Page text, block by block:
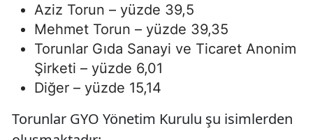
Aziz Torun – yüzde 39,5
Mehmet Torun – yüzde 39,35
Torunlar Gıda Sanayi ve Ticaret Anonim
Şirketi – yüzde 6,01
Diğer – yüzde 15,14
Torunlar GYO Yönetim Kurulu şu isimlerden